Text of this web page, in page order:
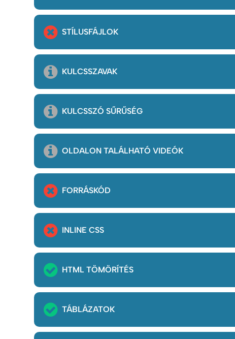
STÍLUSFÁJLOK
KULCSSZAVAK
KULCSSZÓ SŰRŰSÉG
OLDALON TALÁLHATÓ VIDEÓK
FORRÁSKÓD
INLINE CSS
HTML TÖMÖRÍTÉS
TÁBLÁZATOK